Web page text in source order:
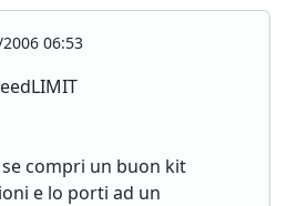
06:53
compri un buon kit
e lo porti ad un